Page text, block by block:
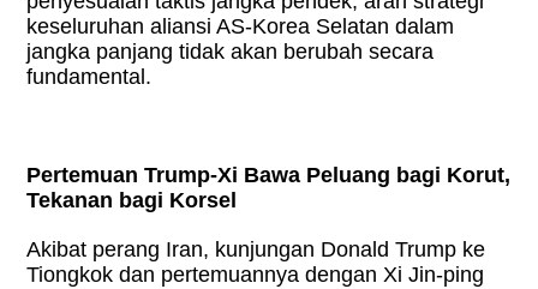
keseluruhan aliansi AS-Korea Selatan dalam
jangka panjang tidak akan berubah secara
fundamental.
Pertemuan Trump-Xi Bawa Peluang bagi Korut,
Tekanan bagi Korsel
Akibat perang Iran, kunjungan Donald Trump ke
Tiongkok dan pertemuannya dengan Xi Jin-ping